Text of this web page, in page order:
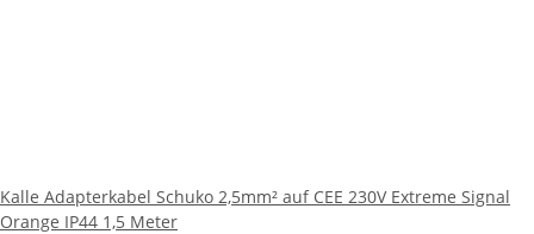
Kalle Adapterkabel Schuko 2,5mm² auf CEE 230V Extreme Signal
Orange IP44 1,5 Meter